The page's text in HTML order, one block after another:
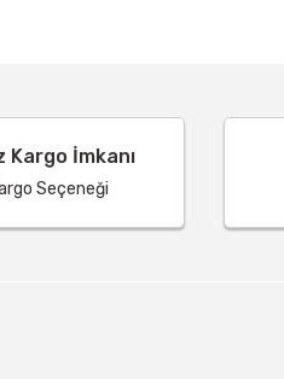
Kargo İmkanı
Seçeneği